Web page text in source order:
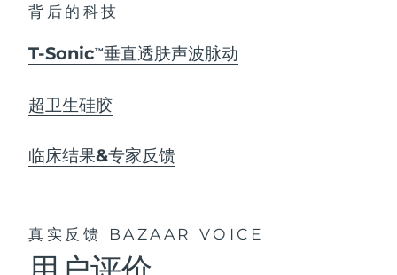
背后的科技
T-SonicTM 垂直透肤声波脉动
超卫生硅胶
临床结果&专家反馈
真实反馈 BAZAAR VOICE